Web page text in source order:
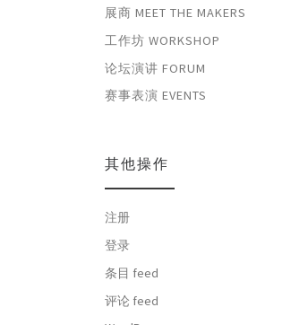
展商 MEET THE MAKERS
工作坊 WORKSHOP
论坛演讲 FORUM
赛事表演 EVENTS
其他操作
注册
登录
条目 feed
评论 feed